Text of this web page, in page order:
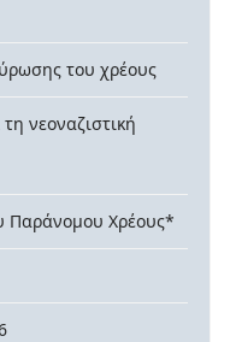
του χρέους
νεοναζιστική
Παράνομου Χρέους*